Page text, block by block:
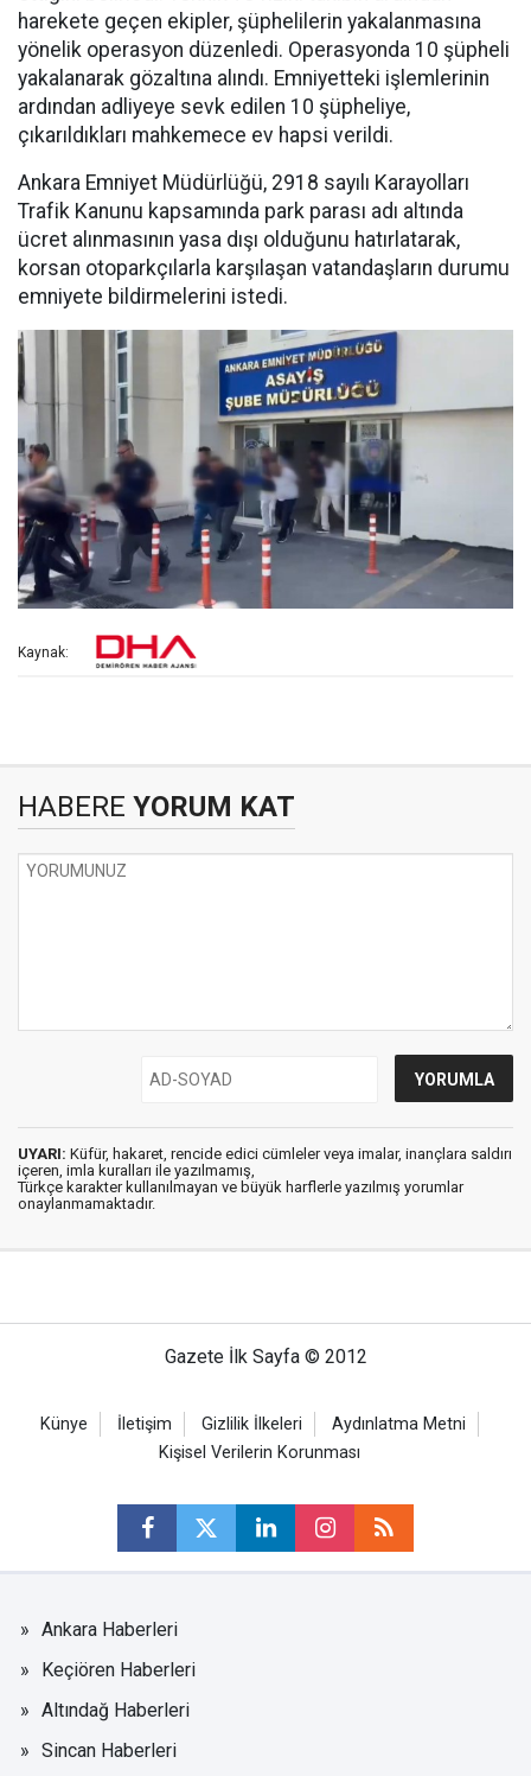
harekete geçen ekipler, şüphelilerin yakalanmasına
yönelik operasyon düzenledi. Operasyonda 10 şüpheli
yakalanarak gözaltına alındı. Emniyetteki işlemlerinin
ardından adliyeye sevk edilen 10 şüpheliye,
çıkarıldıkları mahkemece ev hapsi verildi.
Ankara Emniyet Müdürlüğü, 2918 sayılı Karayolları
Trafik Kanunu kapsamında park parası adı altında
ücret alınmasının yasa dışı olduğunu hatırlatarak,
korsan otoparkçılarla karşılaşan vatandaşların durumu
emniyete bildirmelerini istedi.
Kaynak:
HABERE YORUM KAT
UYARI: Küfür, hakaret, rencide edici cümleler veya imalar, inançlara saldırı
içeren, imla kuralları ile yazılmamış,
Türkçe karakter kullanılmayan ve büyük harflerle yazılmış yorumlar
onaylanmamaktadır.
Gazete İlk Sayfa © 2012
Künye İletişim Gizlilik İlkeleri
Aydınlatma Metni
Kişisel Verilerin Korunması
Ankara Haberleri
Keçiören Haberleri
Altındağ Haberleri
Sincan Haberleri